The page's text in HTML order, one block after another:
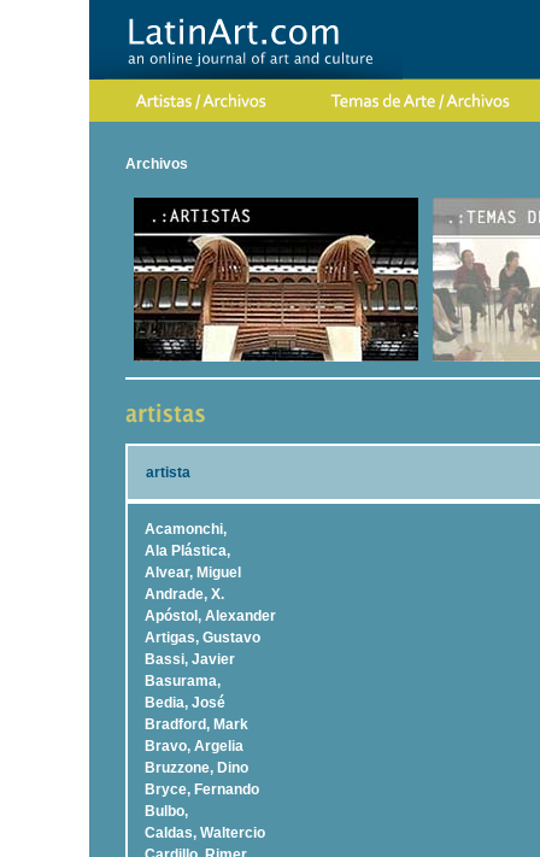
Archivos
artista
Acamonchi,
Ala Plástica,
Alvear, Miguel
Andrade, X.
Apóstol, Alexander
Artigas, Gustavo
Bassi, Javier
Basurama,
Bedia, José
Bradford, Mark
Bravo, Argelia
Bruzzone, Dino
Bryce, Fernando
Bulbo,
Caldas, Waltercio